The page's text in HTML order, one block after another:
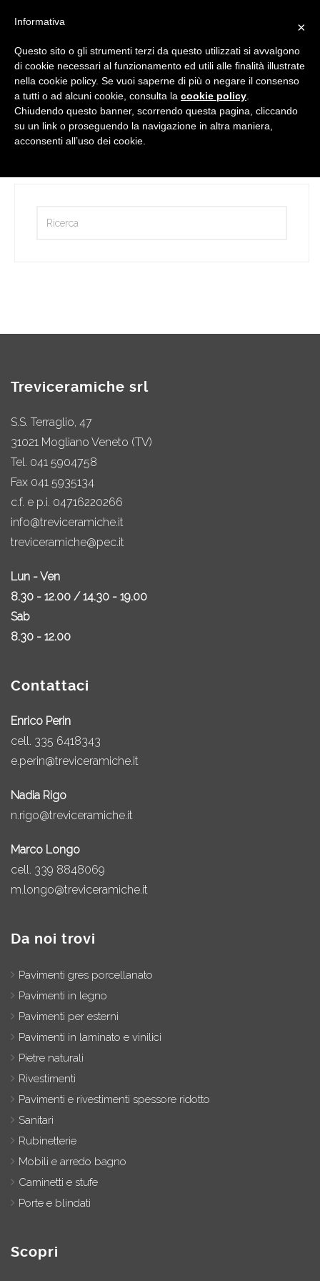
Lavoriamo con gli esperti
Treviceramiche srl
S.S. Terraglio, 47
31021 Mogliano Veneto (TV)
Tel. 041 5904758
Fax 041 5935134
c.f. e p.i. 04716220266
info@treviceramiche.it
treviceramiche@pec.it
Lun - Ven
8.30 - 12.00 / 14.30 - 19.00
Sab
8.30 - 12.00
Contattaci
Enrico Perin
cell. 335 6418343
e.perin@treviceramiche.it
Nadia Rigo
n.rigo@treviceramiche.it
Marco Longo
cell. 339 8848069
m.longo@treviceramiche.it
Da noi trovi
Pavimenti gres porcellanato
Pavimenti in legno
Pavimenti per esterni
Pavimenti in laminato e vinilici
Pietre naturali
Rivestimenti
Pavimenti e rivestimenti spessore ridotto
Sanitari
Rubinetterie
Mobili e arredo bagno
Caminetti e stufe
Porte e blindati
Scopri
×
Informativa
Questo sito o gli strumenti terzi da questo utilizzati si avvalgono
di cookie necessari al funzionamento ed utili alle finalità illustrate
nella cookie policy. Se vuoi saperne di più o negare il consenso
a tutti o ad alcuni cookie, consulta la cookie policy
Chiudendo questo banner, scorrendo questa pagina, cliccando
su un link o proseguendo la navigazione in altra maniera,
acconsenti all’uso dei cookie.